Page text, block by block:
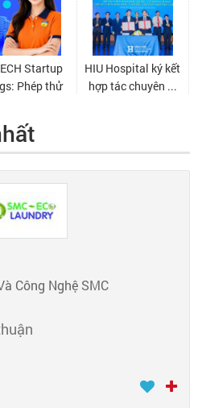
Công Nghệ SMC